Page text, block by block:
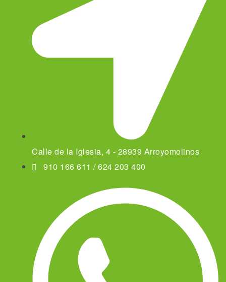
Calle de la Iglesia, 4 - 28939 Arroyomolinos
910 166 611 / 624 203 400